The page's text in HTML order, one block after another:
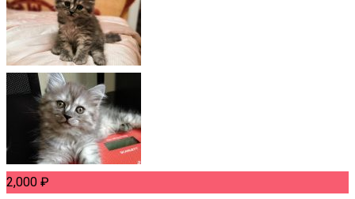
2,000 ₽